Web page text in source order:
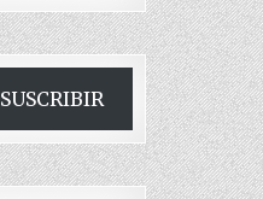
SUSCRIBIR